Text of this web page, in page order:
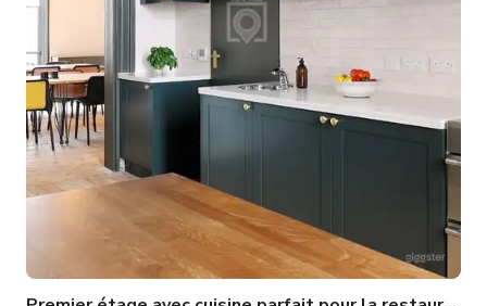
objectif est que vous passiez un bon moment, appreniez une
nouvelle compétence,